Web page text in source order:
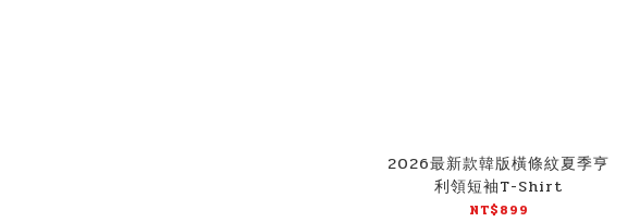
2026最新款韓版橫條紋夏季亨
利領短袖T-Shirt
NT$899